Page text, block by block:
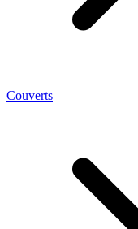
Couverts